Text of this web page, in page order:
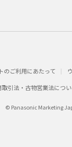
のご利用にあたって
取引法・古物営業法につ
© Panasonic Marketing